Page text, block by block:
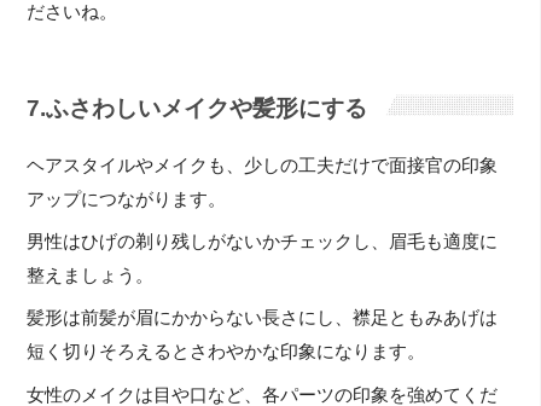
ださいね。
7.ふさわしいメイクや髪形にする
ヘアスタイルやメイクも、少しの工夫だけで面接官の印象
アップにつながります。
男性はひげの剃り残しがないかチェックし、眉毛も適度に
整えましょう。
髪形は前髪が眉にかからない長さにし、襟足ともみあげは
短く切りそろえるとさわやかな印象になります。
女性のメイクは目や口など、各パーツの印象を強めてくだ